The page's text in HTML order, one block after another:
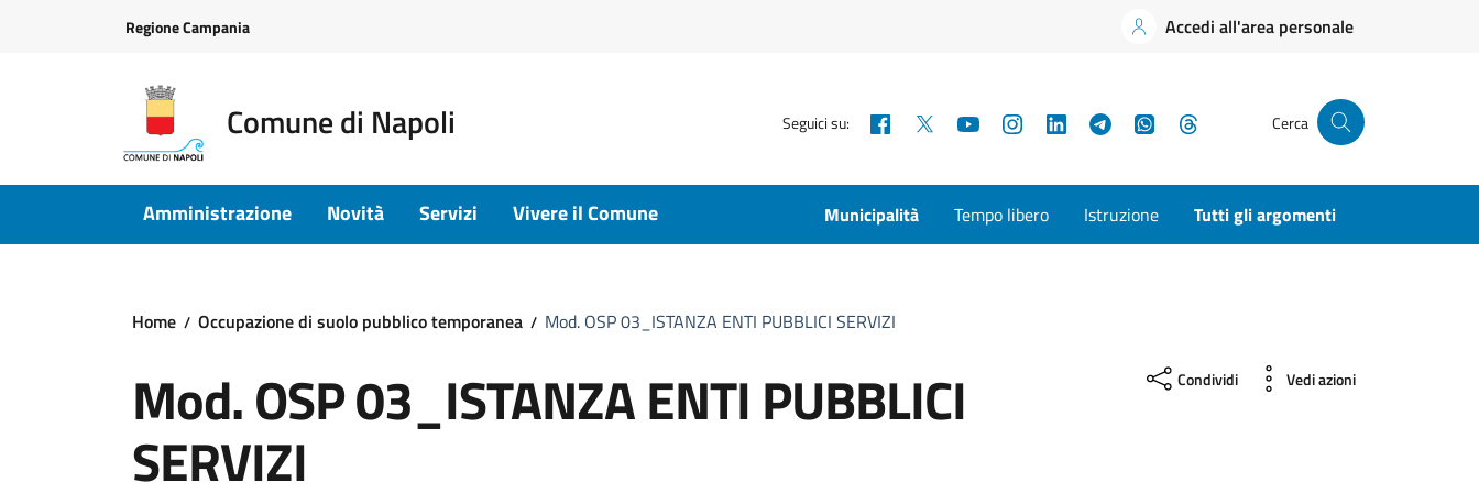
Regione Campania Accedi all'area personale
Comune di Napoli Seguici su: Facebook YouTubeInstagramLinkedInTelegramWhatsApp Cerca
Amministrazione Novità Servizi Vivere il Comune Municipalità Tempo libero Istruzione Tutti gli argomenti
Home Occupazione di suolo pubblico temporanea Mod. OSP 03_ISTANZA ENTI PUBBLICI SERVIZI
Mod. OSP 03_ISTANZA ENTI PUBBLICI
SERVIZI
Condividi Vedi azioni